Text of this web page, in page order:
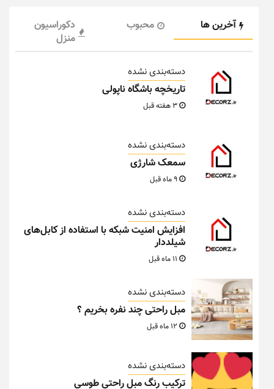
آخرین ها محبوب
دکوراسیون
منزل
دسته‌بندی نشده
تاریخچه باشگاه ناپولی
دسته‌بندی نشده
سمعک شارژی
دسته‌بندی نشده
افزایش امنیت شبکه با استفاده از کابل‌های
شیلددار
دسته‌بندی نشده
مبل راحتی چند نفره بخریم ؟
دسته‌بندی نشده
ترکیب رنگ مبل راحتی طوسی